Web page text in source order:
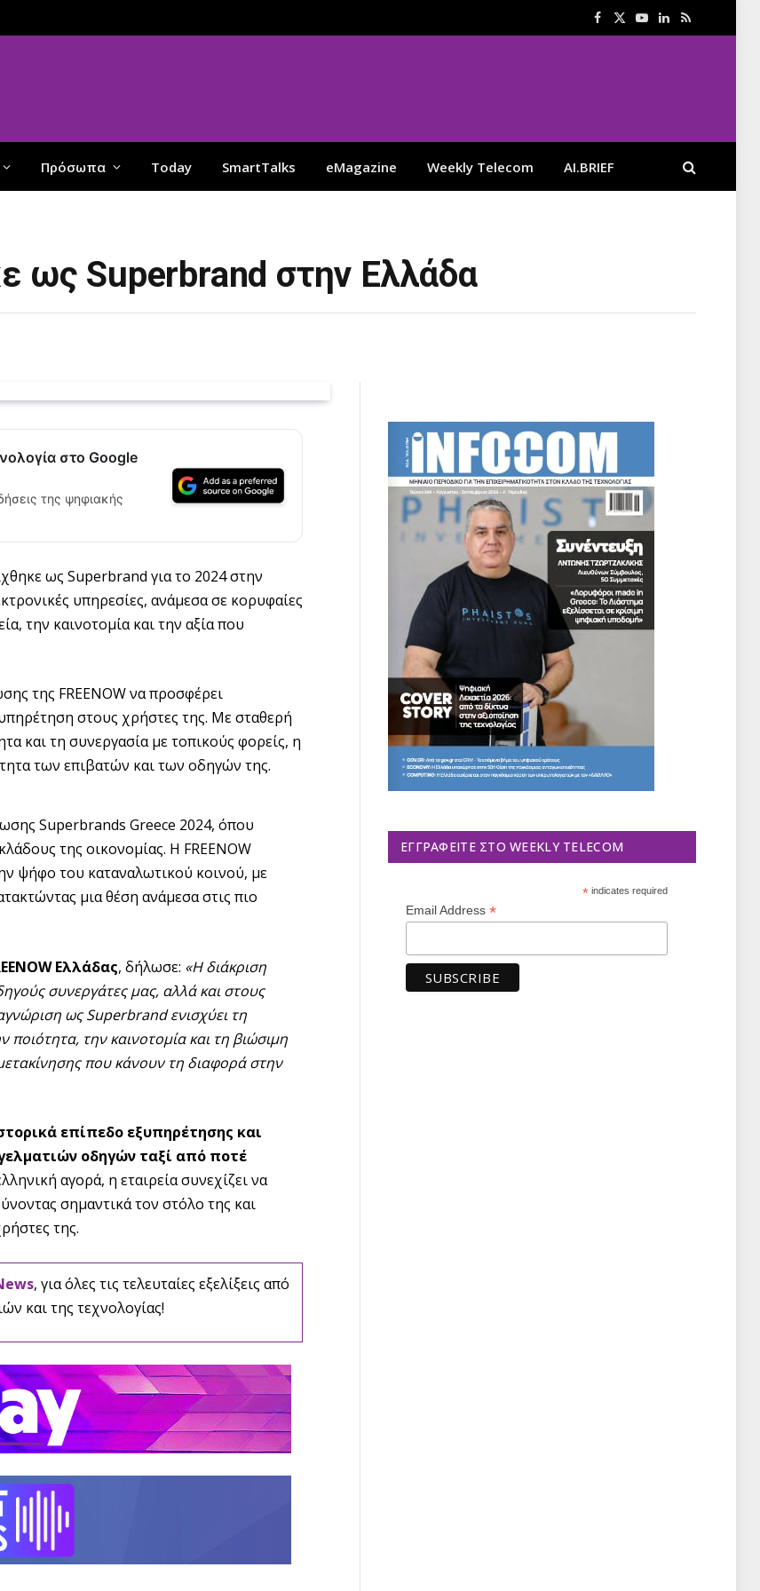
Facebook
X
YouTube
LinkedIn
RSS
Πρόσωπα Today SmartTalks eMagazine Weekly Telecom AI.BRIEF
ως Superbrand στην Ελλάδα
στο Google
της ψηφιακής
ως Superbrand για το 2024 στην
υπηρεσίες, ανάμεσα σε κορυφαίες
την καινοτομία και την αξία που
της FREENOW να προσφέρει
στους χρήστες της. Με σταθερή
και τη συνεργασία με τοπικούς φορείς, η
των επιβατών και των οδηγών της.
Superbrands Greece 2024, όπου
της οικονομίας. Η FREENOW
ψήφο του καταναλωτικού κοινού, με
μια θέση ανάμεσα στις πιο
Ελλάδας, δήλωσε: «Η διάκριση
συνεργάτες μας, αλλά και στους
ωςSuperbrand ενισχύει τη
την καινοτομία και τη βιώσιμη
που κάνουν τη διαφορά στην
επίπεδο εξυπηρέτησης και
οδηγών ταξί από ποτέ
αγορά, η εταιρεία συνεχίζει να
σημαντικά τον στόλο της και
της.
, για όλες τις τελευταίες εξελίξεις από
και της τεχνολογίας!
ΕΓΓΡΑΦΕΊΤΕ ΣΤΟ WEEKLY TELECOM
*indicates required
Email Address *